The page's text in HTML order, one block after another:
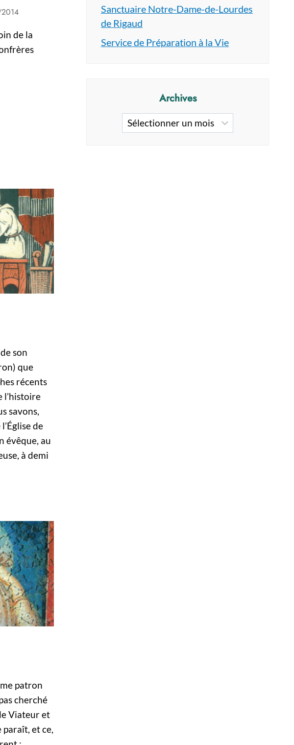
de la
son
que
récents
l’histoire
savons,
de
évêque, au
à demi
patron
cherché
Viateur et
paraît, et ce,
Sanctuaire Notre-Dame-de-Lourdes
de Rigaud
Service de Préparation à la Vie
Archives
Archives